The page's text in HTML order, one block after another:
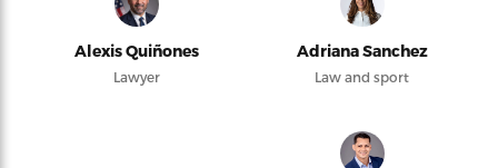
Alexis Quiñones
Lawyer
Adriana Sanchez
Law and sport